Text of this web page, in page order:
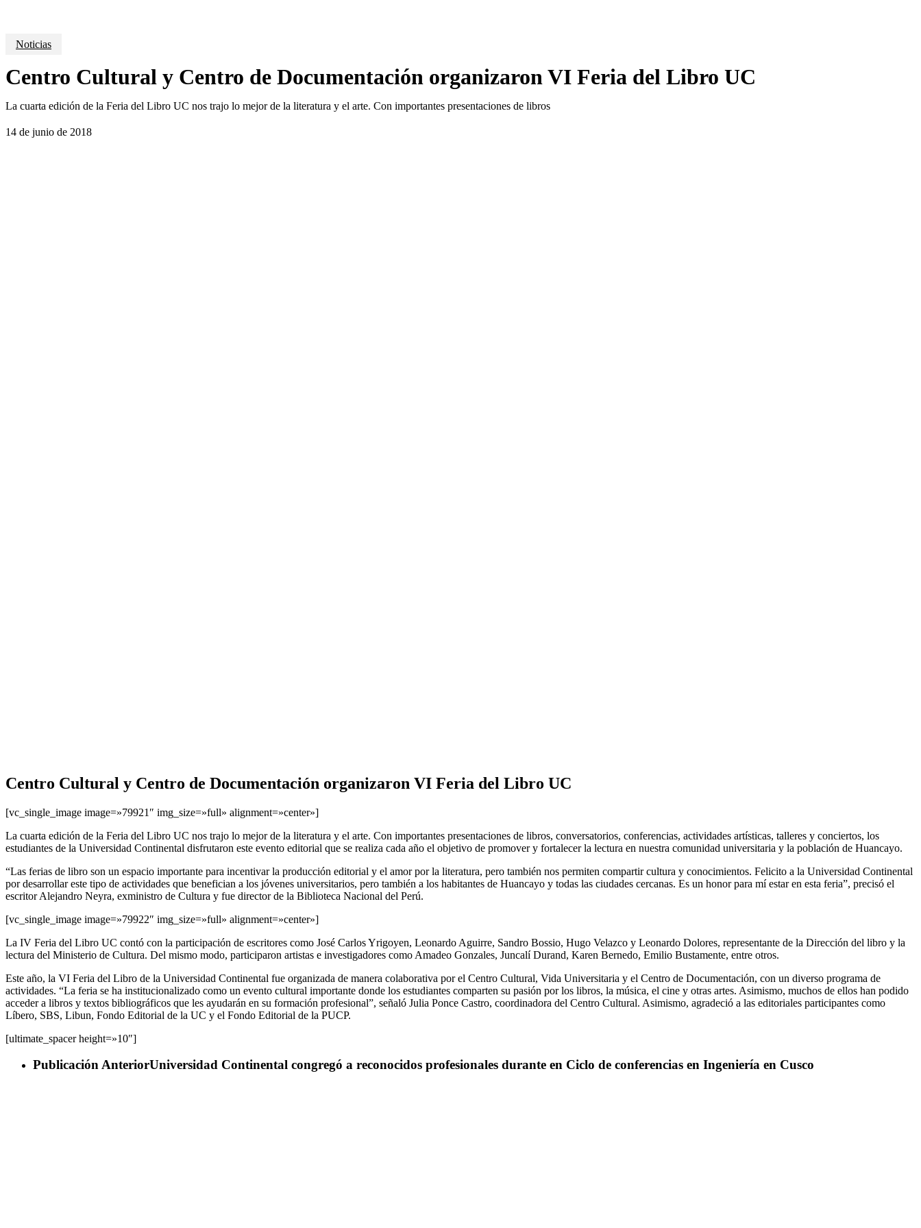
Noticias
Centro Cultural y Centro de Documentación organizaron VI Feria del Libro UC
La cuarta edición de la Feria del Libro UC nos trajo lo mejor de la literatura y el arte. Con importantes presentaciones de libros
14 de junio de 2018
Centro Cultural y Centro de Documentación organizaron VI Feria del Libro UC
[vc_single_image image=»79921″ img_size=»full» alignment=»center»]
La cuarta edición de la Feria del Libro UC nos trajo lo mejor de la literatura y el arte. Con importantes presentaciones de libros, conversatorios, conferencias, actividades artísticas, talleres y conciertos, los
estudiantes de la Universidad Continental disfrutaron este evento editorial que se realiza cada año el objetivo de promover y fortalecer la lectura en nuestra comunidad universitaria y la población de Huancayo.
“Las ferias de libro son un espacio importante para incentivar la producción editorial y el amor por la literatura, pero también nos permiten compartir cultura y conocimientos. Felicito a la Universidad Continental
por desarrollar este tipo de actividades que benefician a los jóvenes universitarios, pero también a los habitantes de Huancayo y todas las ciudades cercanas. Es un honor para mí estar en esta feria”, precisó el
escritor Alejandro Neyra, exministro de Cultura y fue director de la Biblioteca Nacional del Perú.
[vc_single_image image=»79922″ img_size=»full» alignment=»center»]
La IV Feria del Libro UC contó con la participación de escritores como José Carlos Yrigoyen, Leonardo Aguirre, Sandro Bossio, Hugo Velazco y Leonardo Dolores, representante de la Dirección del libro y la
lectura del Ministerio de Cultura. Del mismo modo, participaron artistas e investigadores como Amadeo Gonzales, Juncalí Durand, Karen Bernedo, Emilio Bustamente, entre otros.
Este año, la VI Feria del Libro de la Universidad Continental fue organizada de manera colaborativa por el Centro Cultural, Vida Universitaria y el Centro de Documentación, con un diverso programa de
actividades. “La feria se ha institucionalizado como un evento cultural importante donde los estudiantes comparten su pasión por los libros, la música, el cine y otras artes. Asimismo, muchos de ellos han podido
acceder a libros y textos bibliográficos que les ayudarán en su formación profesional”, señaló Julia Ponce Castro, coordinadora del Centro Cultural. Asimismo, agradeció a las editoriales participantes como
Líbero, SBS, Libun, Fondo Editorial de la UC y el Fondo Editorial de la PUCP.
[ultimate_spacer height=»10″]
Publicación AnteriorUniversidad Continental congregó a reconocidos profesionales durante en Ciclo de conferencias en Ingeniería en Cusco